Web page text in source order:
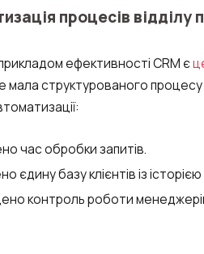
процесів відділу
ефективності CRM є
мала структурованого
час обробки запитів.
єдину базу клієнтів із історією
контроль роботи